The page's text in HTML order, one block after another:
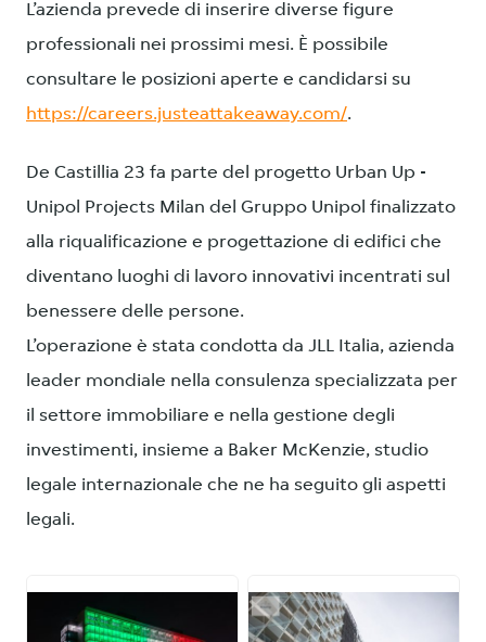
L’azienda prevede di inserire diverse figure
professionali nei prossimi mesi. È possibile
consultare le posizioni aperte e candidarsi su
https://careers.justeattakeaway.com/.
De Castillia 23 fa parte del progetto Urban Up -
Unipol Projects Milan del Gruppo Unipol finalizzato
alla riqualificazione e progettazione di edifici che
diventano luoghi di lavoro innovativi incentrati sul
benessere delle persone.
L’operazione è stata condotta da JLL Italia, azienda
leader mondiale nella consulenza specializzata per
il settore immobiliare e nella gestione degli
investimenti, insieme a Baker McKenzie, studio
legale internazionale che ne ha seguito gli aspetti
legali.